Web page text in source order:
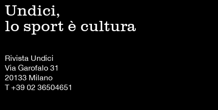
Undici,
lo sport è cultura
Rivista Undici
Via Garofalo 31
20133 Milano
T +39 02 36504651